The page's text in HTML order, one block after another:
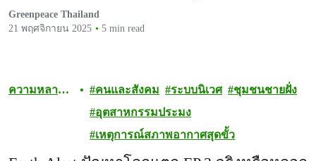
Greenpeace Thailand
21 พฤศจิกายน 2025
5 min read
ความหลาก
คนและสังคม ระบบนิเวศ
ชุมชนชายฝั่ง
อุตสาหกรรมประมง
เหตุการณ์สภาพอากาศสุดขั้ว